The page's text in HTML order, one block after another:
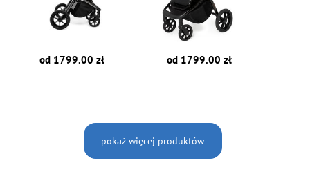
od 1799.00 zł od 1799.00 zł
pokaż więcej produktów